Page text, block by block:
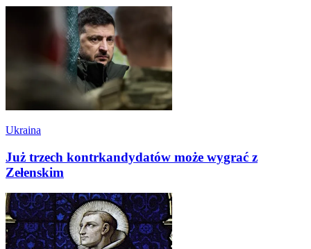
Ukraina
Już trzech kontrkandydatów może wygrać z
Zełenskim